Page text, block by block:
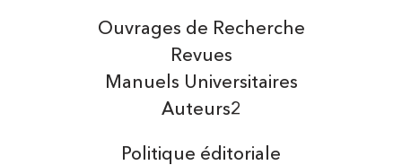
Auteurs2
Manuels Universitaires
Ouvrages de Recherche
Revues
Politique éditoriale